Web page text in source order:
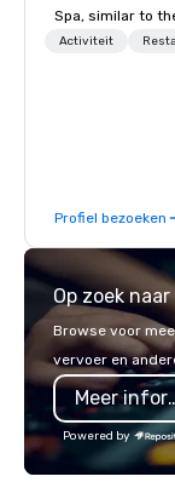
Spa, similar to
ocean. Here,
Activiteit
Profiel bezoeken
Op zoek
Browse voor
vervoer en
Meer
Powered by